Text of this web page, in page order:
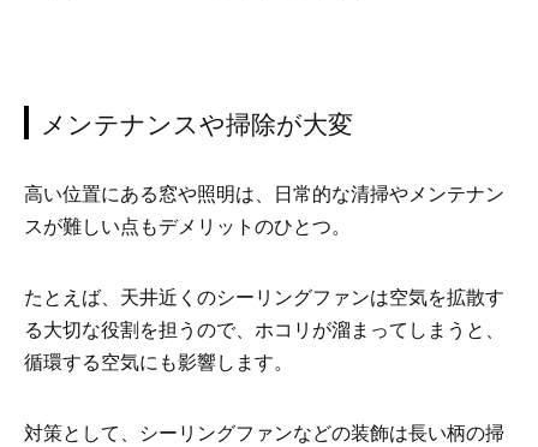
メンテナンスや掃除が大変
高い位置にある窓や照明は、日常的な清掃やメンテナン
スが難しい点もデメリットのひとつ。
たとえば、天井近くのシーリングファンは空気を拡散す
る大切な役割を担うので、ホコリが溜まってしまうと、
循環する空気にも影響します。
対策として、シーリングファンなどの装飾は長い柄の掃